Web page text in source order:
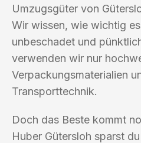
Umzugsgüter von
Wir wissen, wie wichtig
unbeschadet und
verwenden wir nur
Verpackungsmaterialien
Transporttechnik.
Doch das Beste kommt
Huber Gütersloh sparst